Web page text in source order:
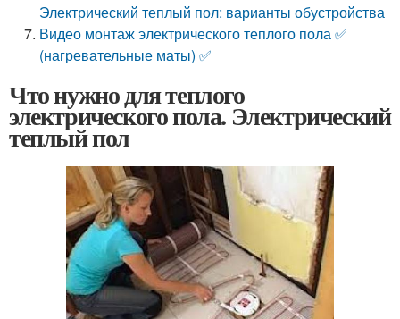
Электрический теплый пол: варианты обустройства
Видео монтаж электрического теплого пола ✅
(нагревательные маты) ✅
Что нужно для теплого
электрического пола. Электрический
теплый пол